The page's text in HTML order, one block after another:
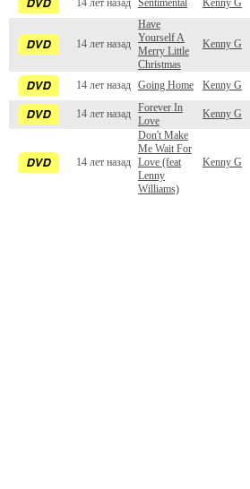
14 лет назад Sentimental Kenny G
14 лет назад
Have
Yourself A
Merry Little
Christmas
Kenny G
14 лет назад Going Home Kenny G
14 лет назад
Forever In
Love
Kenny G
14 лет назад
Don't Make
Me Wait For
Love (feat
Lenny
Williams)
Kenny G